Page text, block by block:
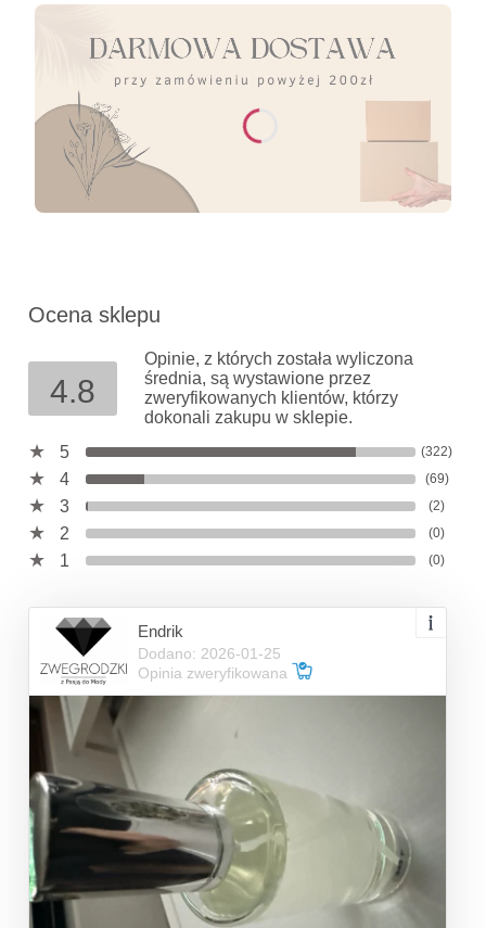
Ocena sklepu
4.8
Opinie, z których została wyliczona
średnia, są wystawione przez
zweryfikowanych klientów, którzy
dokonali zakupu w sklepie.
5
(322)
4 (69)
3 (2)
2 (0)
1 (0)
Endrik
Dodano: 2026-01-25
Opinia zweryfikowana